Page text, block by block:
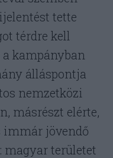
tette
térdre kell
kampányban
álláspontja
nemzetközi
másrészt elérte,
immár jövendő
magyar területet